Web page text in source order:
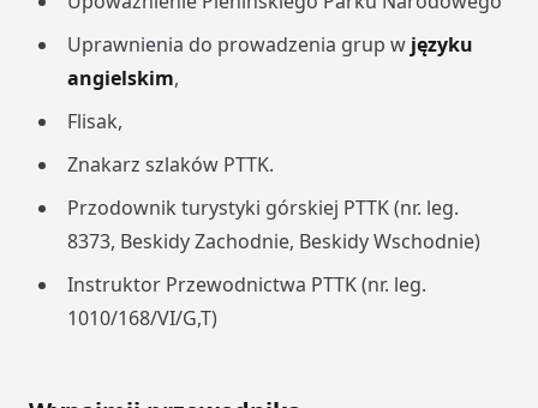
Uprawnienia do prowadzenia grup w języku
angielskim,
Flisak,
Znakarz szlaków PTTK.
Przodownik turystyki górskiej PTTK (nr. leg.
8373, Beskidy Zachodnie, Beskidy Wschodnie)
Instruktor Przewodnictwa PTTK (nr. leg.
1010/168/VI/G,T)